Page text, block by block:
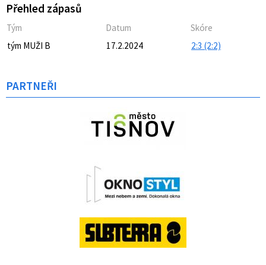
Přehled zápasů
Tým Datum
Skóre
tým MUŽI B
17.2.2024 2:3 (2:2)
PARTNEŘI